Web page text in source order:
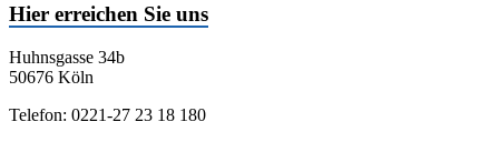
Hier erreichen Sie uns
Huhnsgasse 34b
50676 Köln
Telefon: 0221-27 23 18 180